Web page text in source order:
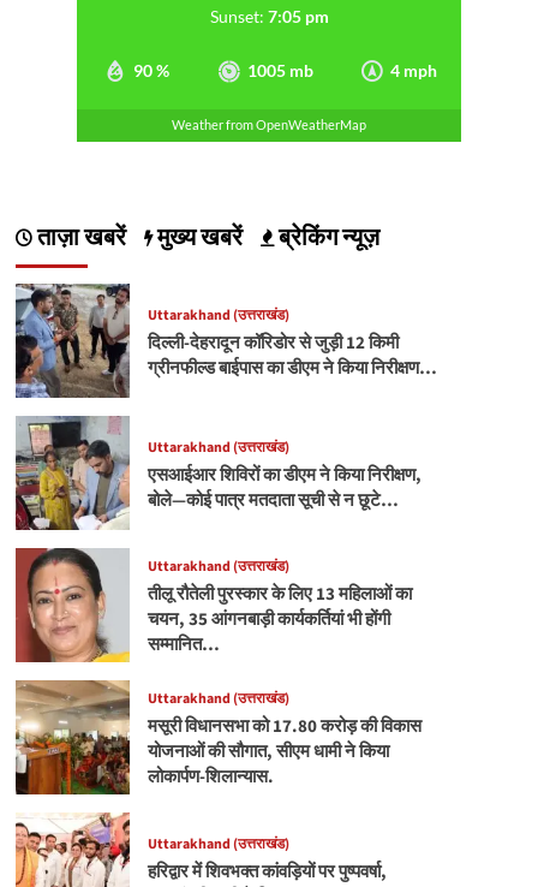
90 % 1005 mb 4 mph
Sunset: 7:05 pm
Weather from OpenWeatherMap
ताज़ा खबरें मुख्य खबरें ब्रेकिंग न्यूज़
Uttarakhand (उत्तराखंड)
दिल्ली-देहरादून कॉरिडोर से जुड़ी 12 किमी
ग्रीनफील्ड बाईपास का डीएम ने किया निरीक्षण…
Uttarakhand (उत्तराखंड)
एसआईआर शिविरों का डीएम ने किया निरीक्षण,
बोले—कोई पात्र मतदाता सूची से न छूटे…
Uttarakhand (उत्तराखंड)
तीलू रौतेली पुरस्कार के लिए 13 महिलाओं का
चयन, 35 आंगनबाड़ी कार्यकर्तियां भी होंगी
सम्मानित…
Uttarakhand (उत्तराखंड)
मसूरी विधानसभा को 17.80 करोड़ की विकास
योजनाओं की सौगात, सीएम धामी ने किया
लोकार्पण-शिलान्यास.
Uttarakhand (उत्तराखंड)
हरिद्वार में शिवभक्त कांवड़ियों पर पुष्पवर्षा,